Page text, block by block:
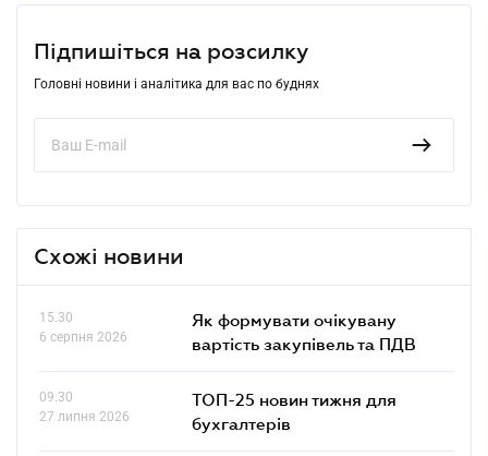
Підпишіться на розсилку
Головні новини і аналітика для вас по буднях
Схожі новини
15.30
6 серпня 2026
Як формувати очікувану
вартість закупівель та ПДВ
09.30
27 липня 2026
ТОП-25 новин тижня для
бухгалтерів